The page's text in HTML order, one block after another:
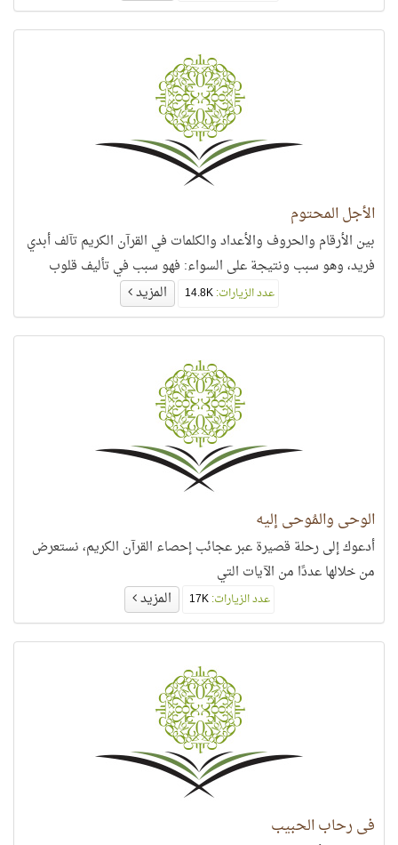
الأجل المحتوم
بين الأرقام والحروف والأعداد والكلمات في القرآن الكريم تآلف أبدي
فريد، وهو سبب ونتيجة على السواء: فهو سبب في تأليف قلوب
عدد الزيارات:14.8K المزيد
الوحي والمُوحى إليه
أدعوك إلى رحلة قصيرة عبر عجائب إحصاء القرآن الكريم، نستعرض
من خلالها عددًا من الآيات التي
عدد الزيارات:17K المزيد
في رحاب الحبيب